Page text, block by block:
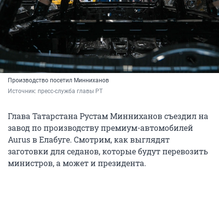
Производство посетил Минниханов
Источник: пресс-служба главы РТ
Глава Татарстана Рустам Минниханов съездил на
завод по производству премиум-автомобилей
Aurus в Елабуге. Смотрим, как выглядят
заготовки для седанов, которые будут перевозить
министров, а может и президента.